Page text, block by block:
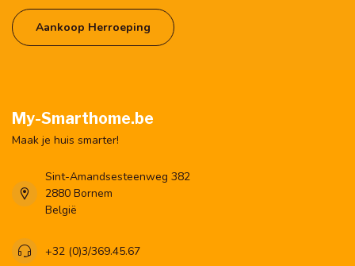
Aankoop Herroeping
My-Smarthome.be
Maak je huis smarter!
Sint-Amandsesteenweg 382
2880 Bornem
België
+32 (0)3/369.45.67